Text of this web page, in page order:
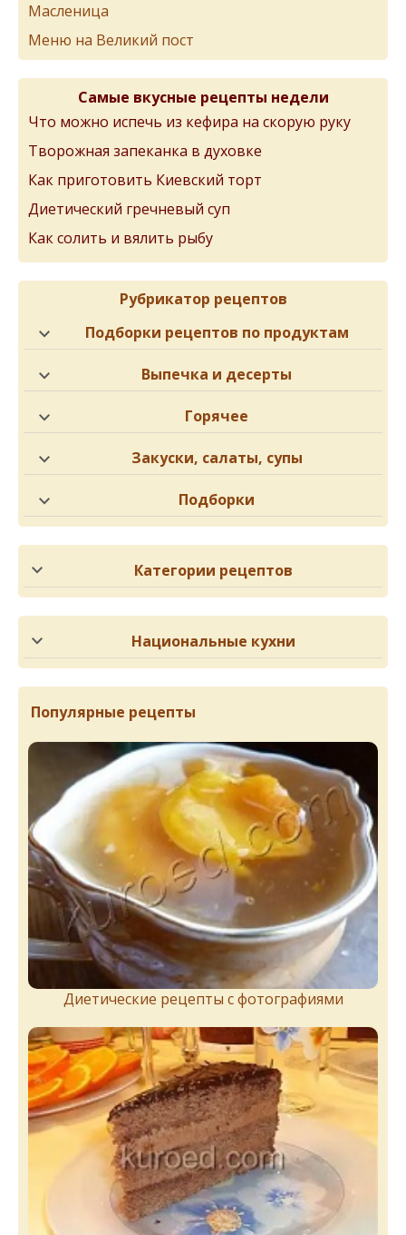
Масленица
Меню на Великий пост
Самые вкусные рецепты недели
Что можно испечь из кефира на скорую руку
Творожная запеканка в духовке
Как приготовить Киевский торт
Диетический гречневый суп
Как солить и вялить рыбу
Рубрикатор рецептов
Подборки рецептов по продуктам
Выпечка и десерты
Горячее
Закуски, салаты, супы
Подборки
Категории рецептов
Национальные кухни
Популярные рецепты
Диетические рецепты с фотографиями